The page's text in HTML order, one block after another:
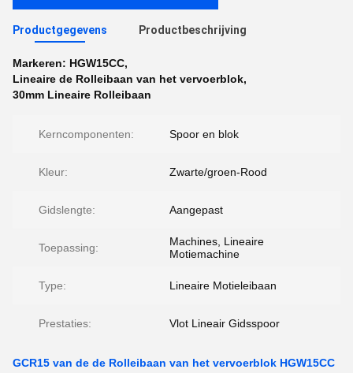
Productgegevens Productbeschrijving
Markeren: HGW15CC,
Lineaire de Rolleibaan van het vervoerblok,
30mm Lineaire Rolleibaan
Kerncomponenten: Spoor en blok
Kleur: Zwarte/groen-Rood
Gidslengte: Aangepast
Toepassing:
Machines, Lineaire
Motiemachine
Type: Lineaire Motieleibaan
Prestaties: Vlot Lineair Gidsspoor
GCR15 van de de Rolleibaan van het vervoerblok HGW15CC